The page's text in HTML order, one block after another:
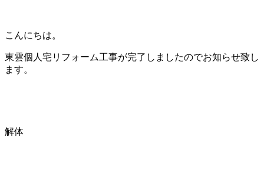
こんにちは。
東雲個人宅リフォーム工事が完了しましたのでお知らせ致し
ます。
解体